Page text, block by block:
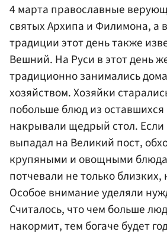
4 марта православные
святых Архипа и Филимона, а
традиции этот день также
Вешний. На Руси в этот день
традиционно занимались
хозяйством. Хозяйки
побольше блюд из
накрывали щедрый стол.
выпадал на Великий пост,
крупяными и овощными
потчевали не только близких,
Особое внимание уделяли
Считалось, что чем больше
накормит, тем богаче будет